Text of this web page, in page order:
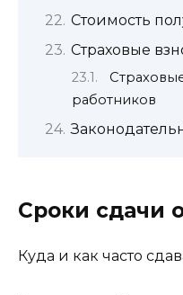
Стоимость
Страховые
работников
Сроки сдачи
Куда и как часто